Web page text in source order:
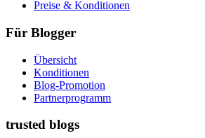
Preise & Konditionen
Für Blogger
Übersicht
Konditionen
Blog-Promotion
Partnerprogramm
trusted blogs